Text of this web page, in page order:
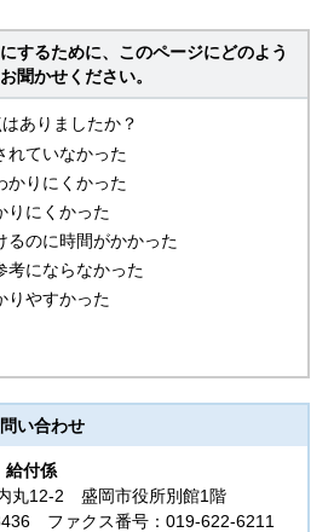
するために、このページにどのよう
聞かせください。
ありましたか？
れていなかった
かりにくかった
りにくかった
るのに時間がかかった
考にならなかった
りやすかった
い合わせ
付係
丸12-2 盛岡市役所別館1階
ファクス番号：019-622-6211